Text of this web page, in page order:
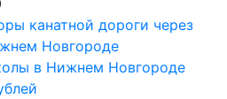
канатной дороги через
Новгороде